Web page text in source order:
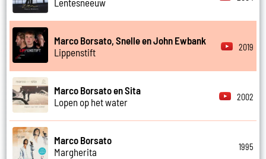
Marco Borsato, Snelle en John Ewbank
Lippenstift
2019
Marco Borsato en Sita
Lopen op het water
2002
Marco Borsato
Margherita
1995